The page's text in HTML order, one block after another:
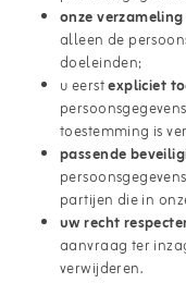
onze
alleen de
doeleinden;
u eerstexpliciet
toestemming is
passende
partijen die in
uw recht
aanvraag ter
verwijderen.